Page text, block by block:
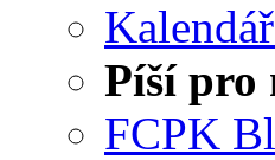
Píší pro
FCPK